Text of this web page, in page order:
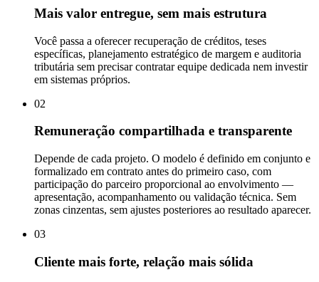
Mais valor entregue, sem mais estrutura
Você passa a oferecer recuperação de créditos, teses
específicas, planejamento estratégico de margem e auditoria
tributária sem precisar contratar equipe dedicada nem investir
em sistemas próprios.
02
Remuneração compartilhada e transparente
Depende de cada projeto. O modelo é definido em conjunto e
formalizado em contrato antes do primeiro caso, com
participação do parceiro proporcional ao envolvimento —
apresentação, acompanhamento ou validação técnica. Sem
zonas cinzentas, sem ajustes posteriores ao resultado aparecer.
03
Cliente mais forte, relação mais sólida